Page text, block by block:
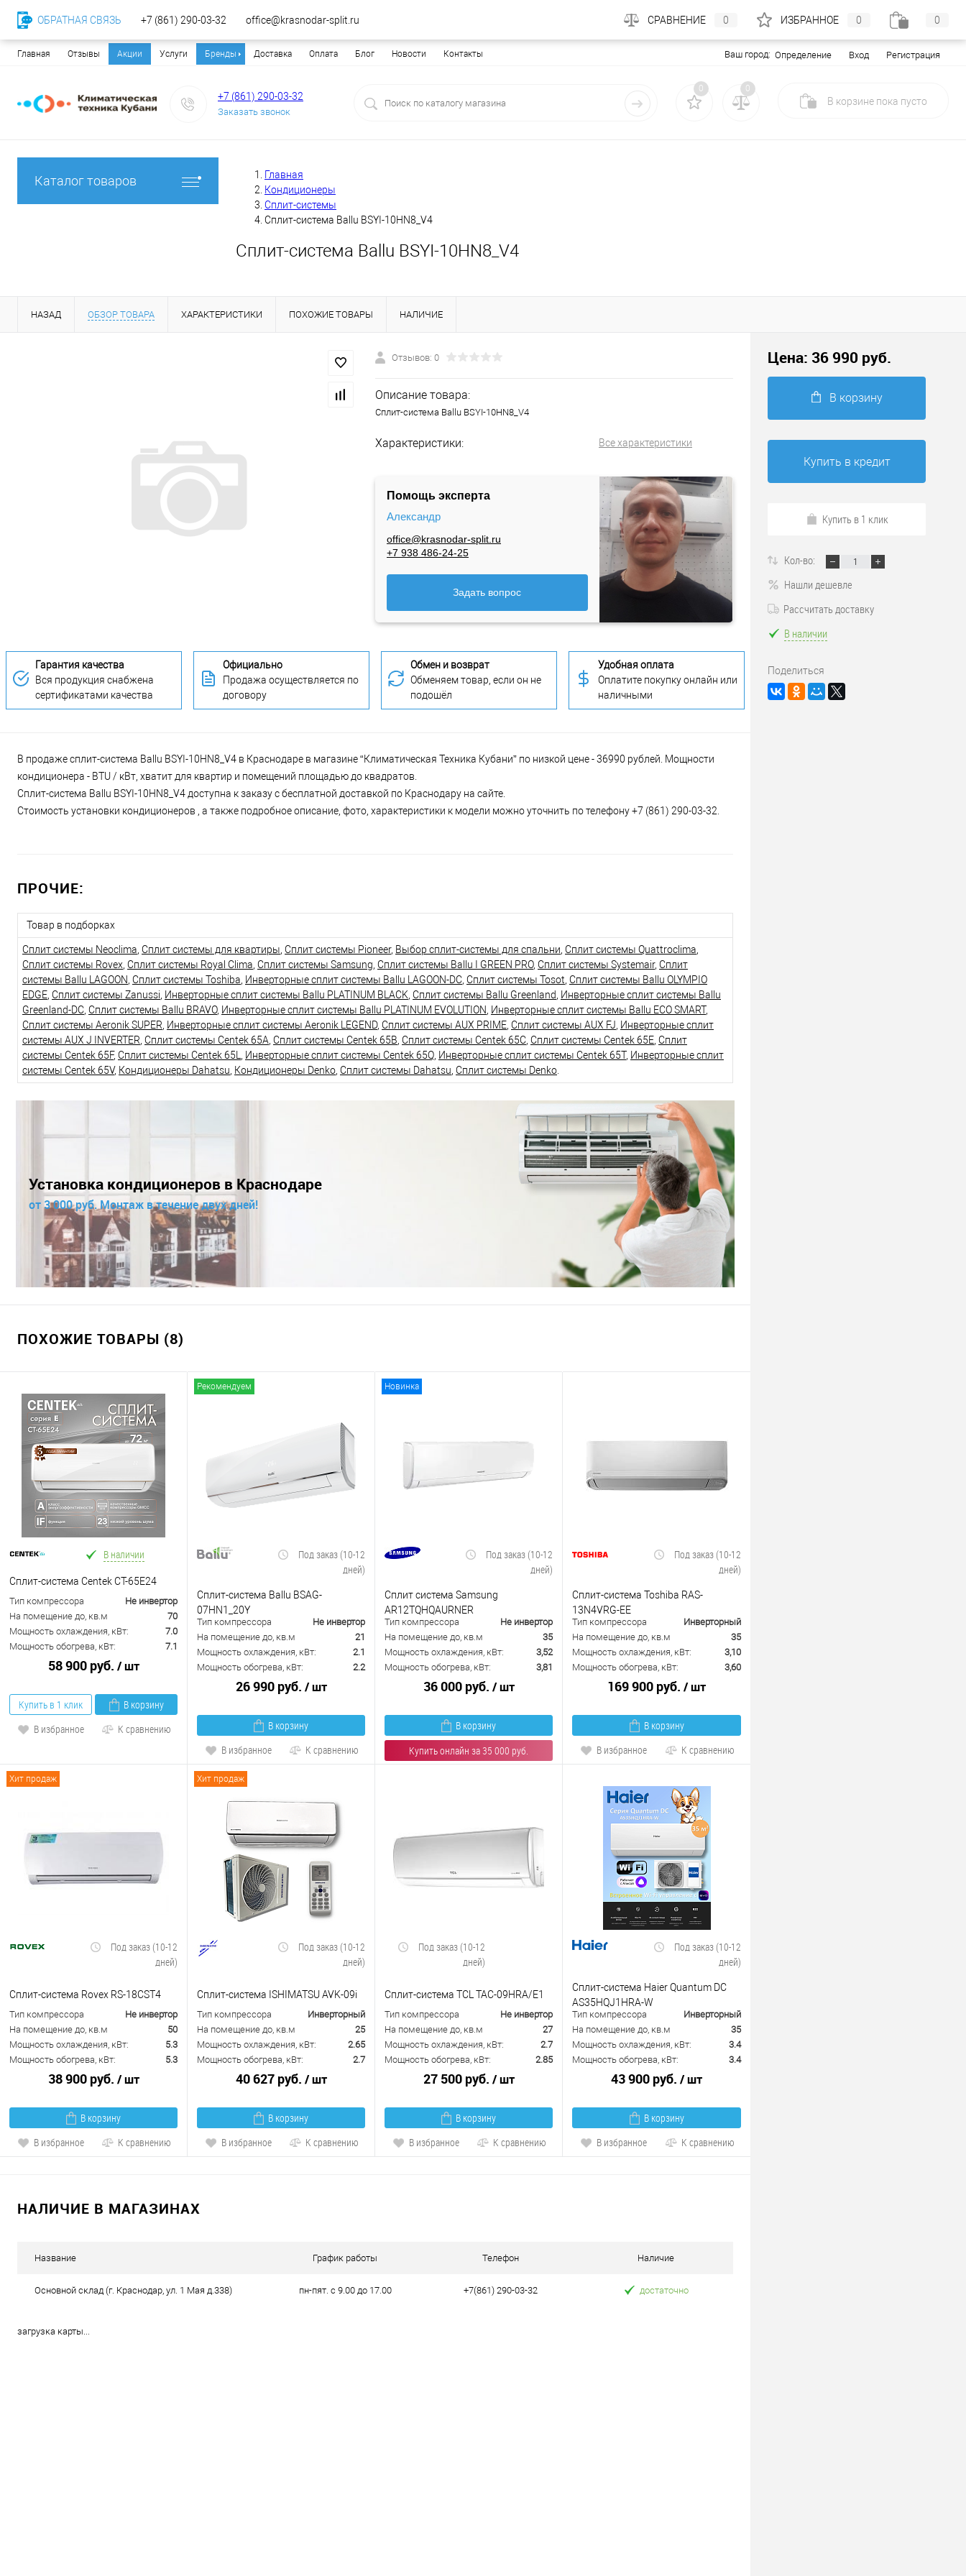
Главная Отзывы Акции Услуги Бренды Доставка Оплата Блог Новости Контакты Ваш город: Определение Вход Регистрация
+7 (861) 290-03-32
Заказать звонок
0 0
В корзине пока пусто
Каталог товаров
Главная
Кондиционеры
Сплит-системы
Сплит-система Ballu BSYI-10HN8_V4
Сплит-система Ballu BSYI-10HN8_V4
НАЗАД ОБЗОР ТОВАРА ХАРАКТЕРИСТИКИ ПОХОЖИЕ ТОВАРЫ НАЛИЧИЕ
Отзывов: 0
Описание товара:
Сплит-система Ballu BSYI-10HN8_V4
Характеристики: Все характеристики
Помощь эксперта
Александр
office@krasnodar-split.ru
+7 938 486-24-25
Задать вопрос
Гарантия качества
Вся продукция снабжена
сертификатами качества
Официально
Продажа осуществляется по
договору
Обмен и возврат
Обменяем товар, если он не
подошёл
Удобная оплата
Оплатите покупку онлайн или
наличными
В продаже сплит-система Ballu BSYI-10HN8_V4 в Краснодаре в магазине “Климатическая Техника Кубани” по низкой цене - 36990 рублей. Мощности
кондиционера - BTU / кВт, хватит для квартир и помещений площадью до квадратов.
Сплит-система Ballu BSYI-10HN8_V4 доступна к заказу с бесплатной доставкой по Краснодару на сайте.
Стоимость установки кондиционеров , а также подробное описание, фото, характеристики к модели можно уточнить по телефону +7 (861) 290-03-32.
ПРОЧИЕ:
Товар в подборках
Сплит системы Neoclima, Сплит системы для квартиры, Сплит системы Pioneer, Выбор сплит-системы для спальни, Сплит системы Quattroclima,
Сплит системы Rovex, Сплит системы Royal Clima, Сплит системы Samsung, Сплит системы Ballu I GREEN PRO, Сплит системы Systemair, Сплит
системы Ballu LAGOON, Сплит системы Toshiba, Инверторные сплит системы Ballu LAGOON-DC, Сплит системы Tosot, Сплит системы Ballu OLYMPIO
EDGE, Сплит системы Zanussi, Инверторные сплит системы Ballu PLATINUM BLACK, Сплит системы Ballu Greenland, Инверторные сплит системы Ballu
Greenland-DC, Сплит системы Ballu BRAVO, Инверторные сплит системы Ballu PLATINUM EVOLUTION, Инверторные сплит системы Ballu ECO SMART,
Сплит системы Aeronik SUPER, Инверторные сплит системы Aeronik LEGEND, Сплит системы AUX PRIME, Сплит системы AUX FJ, Инверторные сплит
системы AUX J INVERTER, Сплит системы Centek 65A, Сплит системы Centek 65B, Сплит системы Centek 65C, Сплит системы Centek 65E, Сплит
системы Centek 65F, Сплит системы Centek 65L, Инверторные сплит системы Centek 65Q, Инверторные сплит системы Centek 65T, Инверторные сплит
системы Centek 65V, Кондиционеры Dahatsu, Кондиционеры Denko, Сплит системы Dahatsu, Сплит системы Denko.
Установка кондиционеров в Краснодаре
от 3 000 руб. Монтаж в течение двух дней!
ПОХОЖИЕ ТОВАРЫ (8)
В наличии
Сплит-система Centek CT-65E24
Тип компрессора
Не инвертор
На помещение до, кв.м
70
Мощность охлаждения, кВт:
7.0
Мощность обогрева, кВт:
7.1
58 900 руб. / шт
Купить в 1 клик
В корзину
В избранное
К сравнению
Рекомендуем
Под заказ (10-12
дней)
Сплит-система Ballu BSAG-
07HN1_20Y
Тип компрессора
Не инвертор
На помещение до, кв.м
21
Мощность охлаждения, кВт:
2.1
Мощность обогрева, кВт:
2.2
26 990 руб. / шт
В корзину
В избранное
К сравнению
Новинка
Под заказ (10-12
дней)
Сплит система Samsung
AR12TQHQAURNER
Тип компрессора
Не инвертор
На помещение до, кв.м
35
Мощность охлаждения, кВт:
3,52
Мощность обогрева, кВт:
3,81
36 000 руб. / шт
В корзину
Купить онлайн за 35 000 руб.
Под заказ (10-12
дней)
Сплит-система Toshiba RAS-
13N4VRG-EE
Тип компрессора
Инверторный
На помещение до, кв.м
35
Мощность охлаждения, кВт:
3,10
Мощность обогрева, кВт:
3,60
169 900 руб. / шт
В корзину
В избранное
К сравнению
Хит продаж
Под заказ (10-12
дней)
Сплит-система Rovex RS-18CST4
Тип компрессора
Не инвертор
На помещение до, кв.м
50
Мощность охлаждения, кВт:
5.3
Мощность обогрева, кВт:
5.3
38 900 руб. / шт
В корзину
В избранное
К сравнению
Хит продаж
Под заказ (10-12
дней)
Сплит-система ISHIMATSU AVK-09i
Тип компрессора
Инверторный
На помещение до, кв.м
25
Мощность охлаждения, кВт:
2.65
Мощность обогрева, кВт:
2.7
40 627 руб. / шт
В корзину
В избранное
К сравнению
Под заказ (10-12
дней)
Сплит-система TCL TAC-09HRA/E1
Тип компрессора
Не инвертор
На помещение до, кв.м
27
Мощность охлаждения, кВт:
2.7
Мощность обогрева, кВт:
2.85
27 500 руб. / шт
В корзину
В избранное
К сравнению
Под заказ (10-12
дней)
Сплит-система Haier Quantum DC
AS35HQJ1HRA-W
Тип компрессора
Инверторный
На помещение до, кв.м
35
Мощность охлаждения, кВт:
3.4
Мощность обогрева, кВт:
3.4
43 900 руб. / шт
В корзину
В избранное
К сравнению
НАЛИЧИЕ В МАГАЗИНАХ
Название График работы Телефон Наличие
Основной склад (г. Краснодар, ул. 1 Мая д.338) пн-пят. с 9.00 до 17.00 +7(861) 290-03-32 достаточно
загрузка карты...
Цена: 36 990 руб.
В корзину
Купить в кредит
Купить в 1 клик
Кол-во:
Нашли дешевле
Рассчитать доставку
В наличии
Поделиться
ОБРАТНАЯ СВЯЗЬ +7 (861) 290-03-32 office@krasnodar-split.ru СРАВНЕНИЕ 0 ИЗБРАННОЕ 0 0